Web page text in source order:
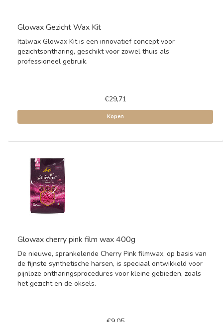
Glowax Gezicht Wax Kit
Italwax Glowax Kit is een innovatief concept voor
gezichtsontharing, geschikt voor zowel thuis als
professioneel gebruik.
€29,71
Kopen
Glowax cherry pink film wax 400g
De nieuwe, sprankelende Cherry Pink filmwax, op basis van
de fijnste synthetische harsen, is speciaal ontwikkeld voor
pijnloze ontharingsprocedures voor kleine gebieden, zoals
het gezicht en de oksels.